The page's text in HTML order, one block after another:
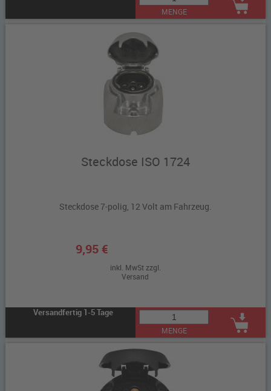
MENGE
Steckdose ISO 1724
Steckdose 7-polig, 12 Volt am Fahrzeug.
9,95 €
inkl. MwSt zzgl.
Versand
Versandfertig 1-5 Tage
MENGE